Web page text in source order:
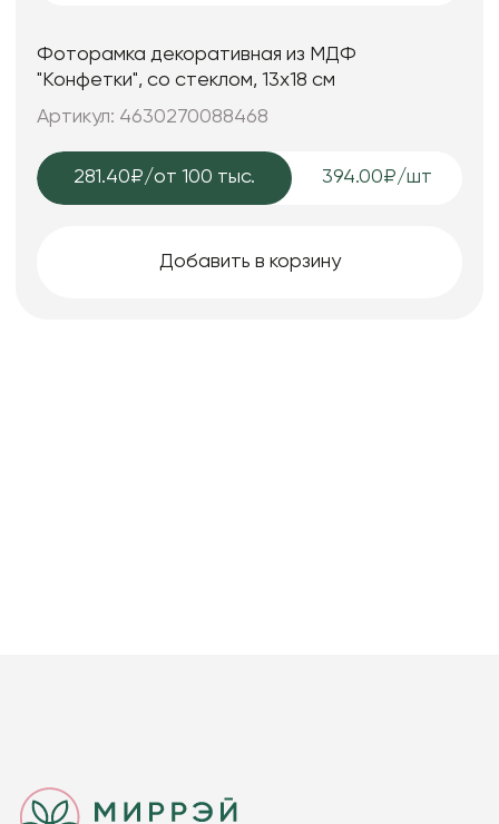
Фоторамка декоративная из МДФ
"Конфетки", со стеклом, 13x18 см
Артикул: 4630270088468
281.40₽/от 100 тыс. 394.00₽/шт
Добавить в корзину